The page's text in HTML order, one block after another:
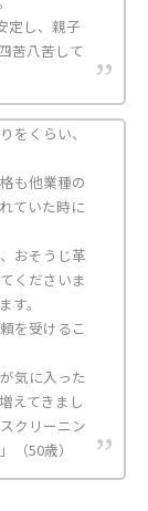
定し、親子
苦八苦して
をくらい、
も他業種の
ていた時に
おそうじ革
くださいま
。
を受けるこ
気に入った
えてきまし
クリーニン
（50歳）